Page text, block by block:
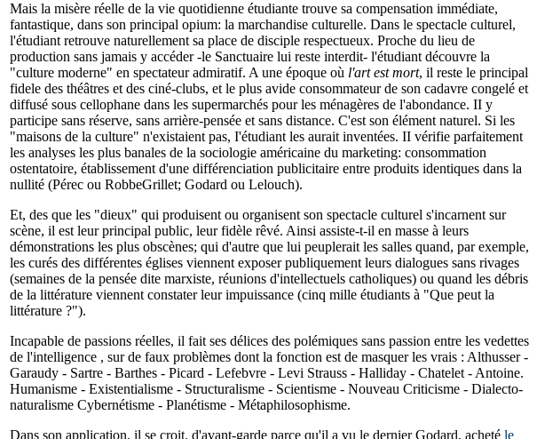
Mais la misère réelle de la vie quotidienne étudiante trouve sa compensation immédiate,
fantastique, dans son principal opium: la marchandise culturelle. Dans le spectacle culturel,
l'étudiant retrouve naturellement sa place de disciple respectueux. Proche du lieu de
production sans jamais y accéder -le Sanctuaire lui reste interdit- l'étudiant découvre la
"culture moderne" en spectateur admiratif. A une époque où l'art est mort, il reste le principal
fidele des théâtres et des ciné-clubs, et le plus avide consommateur de son cadavre congelé et
diffusé sous cellophane dans les supermarchés pour les ménagères de l'abondance. II y
participe sans réserve, sans arrière-pensée et sans distance. C'est son élément naturel. Si les
"maisons de la culture" n'existaient pas, I'étudiant les aurait inventées. II vérifie parfaitement
les analyses les plus banales de la sociologie américaine du marketing: consommation
ostentatoire, établissement d'une différenciation publicitaire entre produits identiques dans la
nullité (Pérec ou RobbeGrillet; Godard ou Lelouch).
Et, des que les "dieux" qui produisent ou organisent son spectacle culturel s'incarnent sur
scène, il est leur principal public, leur fidèle rêvé. Ainsi assiste-t-il en masse à leurs
démonstrations les plus obscènes; qui d'autre que lui peuplerait les salles quand, par exemple,
les curés des différentes églises viennent exposer publiquement leurs dialogues sans rivages
(semaines de la pensée dite marxiste, réunions d'intellectuels catholiques) ou quand les débris
de la littérature viennent constater leur impuissance (cinq mille étudiants à "Que peut la
littérature ?").
Incapable de passions réelles, il fait ses délices des polémiques sans passion entre les vedettes
de l'intelligence , sur de faux problèmes dont la fonction est de masquer les vrais : Althusser -
Garaudy - Sartre - Barthes - Picard - Lefebvre - Levi Strauss - Halliday - Chatelet - Antoine.
Humanisme - Existentialisme - Structuralisme - Scientisme - Nouveau Criticisme - Dialecto-
naturalisme Cybernétisme - Planétisme - Métaphilosophisme.
Dans son application, il se croit. d'avant-garde parce qu'il a vu le dernier Godard, acheté le